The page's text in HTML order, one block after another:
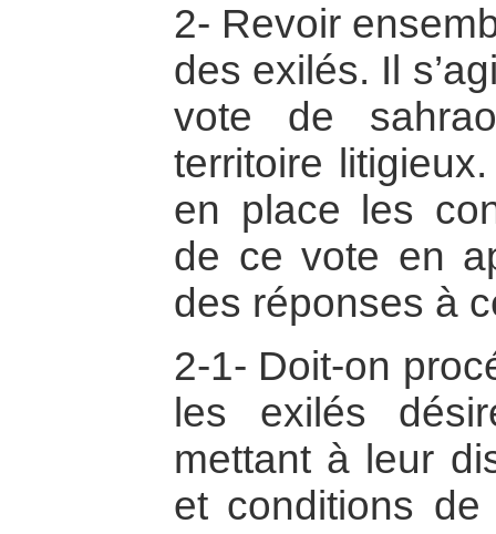
2- Revoir
des exilés. Il
vote de
territoire
en place les
de ce vote en
des réponses à
2-1- Doit-on
les exilés
mettant à leur
et conditions